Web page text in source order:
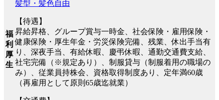
福
利
厚
生
髪型・髪色自由
【待遇】
昇給昇格、グループ賞与一時金、社会保険・雇用保険・
健康保険・厚生年金・労災保険完備、残業、休出手当有
り、深夜手当、有給休暇、慶弔休暇、通勤交通費支給、
社宅完備（※規定あり）、制服貸与（制服着用の職場の
み）、従業員持株会、資格取得制度あり、定年満60歳
（再雇用として原則65歳迄就業）